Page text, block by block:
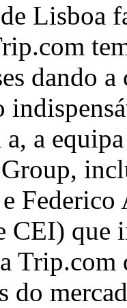
Lisboa
dando a
a
Federico
CEI) que
Trip.com
do